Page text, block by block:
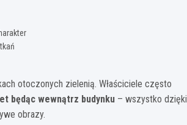
otoczonych zielenią. Właściciele często
będąc wewnątrz budynku – wszystko dzięki
obrazy.